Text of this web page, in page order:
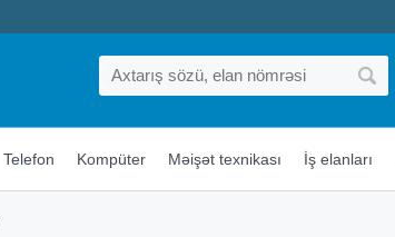
Telefon Kompüter Məişət texnikası İş elanları